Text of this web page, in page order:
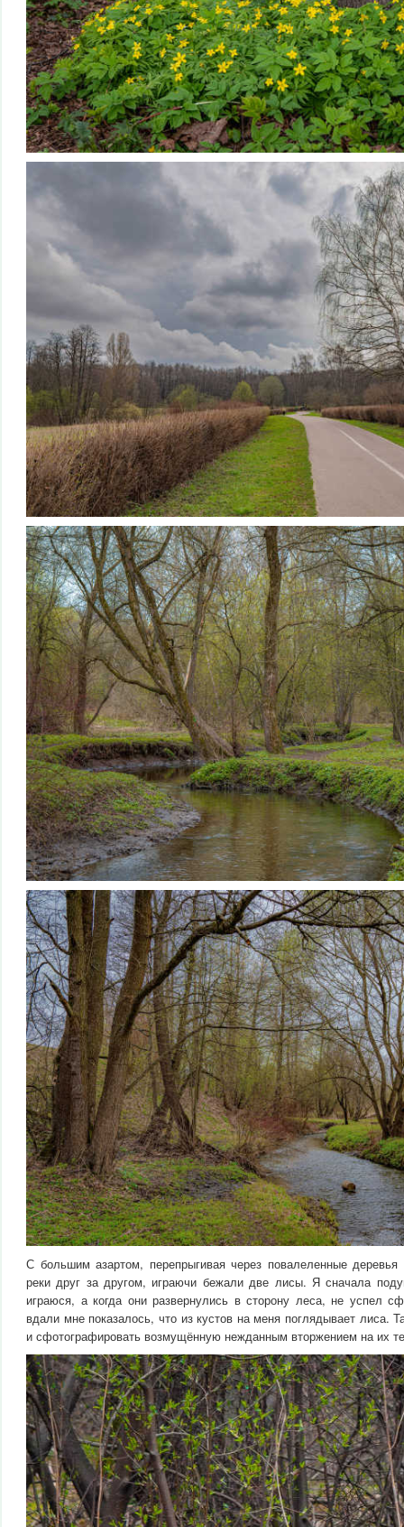
С большим азартом, перепрыгивая через повалеленные
реки друг за другом, играючи бежали две лисы. Я сначала
играюся, а когда они развернулись в сторону леса, не успел
вдали мне показалось, что из кустов на меня поглядывает лиса.
и сфотографировать возмущённую нежданным вторжением на их